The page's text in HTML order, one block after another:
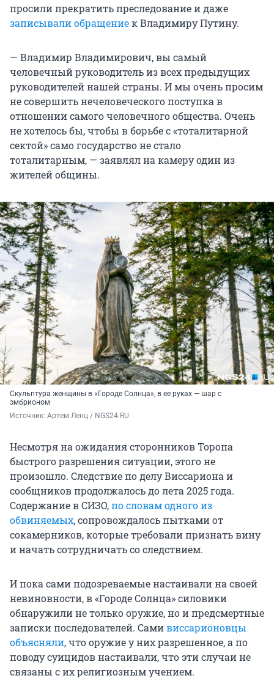
просили прекратить преследование и даже
записывали обращениек Владимиру Путину.
— Владимир Владимирович, вы самый
человечный руководитель из всех предыдущих
руководителей нашей страны. И мы очень просим
не совершить нечеловеческого поступка в
отношении самого человечного общества. Очень
не хотелось бы, чтобы в борьбе с «тоталитарной
сектой» само государство не стало
тоталитарным, — заявлял на камеру один из
жителей общины.
Скульптура женщины в «Городе Солнца», в ее руках — шар с
эмбрионом
Источник: Артем Ленц / NGS24.RU
Несмотря на ожидания сторонников Торопа
быстрого разрешения ситуации, этого не
произошло. Следствие по делу Виссариона и
сообщников продолжалось до лета 2025 года.
Содержание в СИЗО,по словам одного из
обвиняемых, сопровождалось пытками от
сокамерников, которые требовали признать вину
и начать сотрудничать со следствием.
И пока сами подозреваемые настаивали на своей
невиновности, в «Городе Солнца» силовики
обнаружили не только оружие, но и предсмертные
записки последователей. Самивиссарионовцы
объясняли, что оружие у них разрешенное, а по
поводу суицидов настаивали, что эти случаи не
связаны с их религиозным учением.